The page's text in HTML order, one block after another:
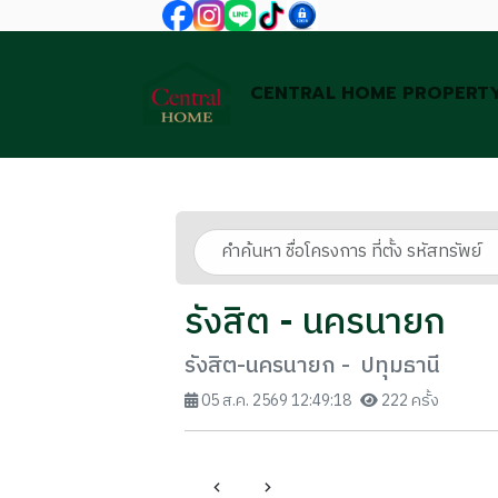
CENTRAL HOME
รังสิต - นครนายก
รังสิต-นครนายก - ปทุมธานี
05 ส.ค. 2569 12:49:18 222 ครั้ง